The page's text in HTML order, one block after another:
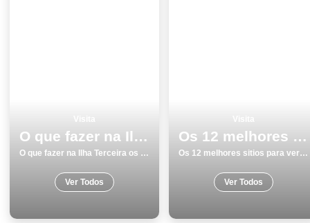
O que fazer na Ilha Terceira os 15 melhores locais para visitar
O que fazer na Ilha Terceira os 15 melhores locais para visitar
Ver Todos
Os 12 melhores sitios para ver e visitar em Aljezur
Os 12 melhores sitios para ver e visitar em Aljezur
Ver Todos